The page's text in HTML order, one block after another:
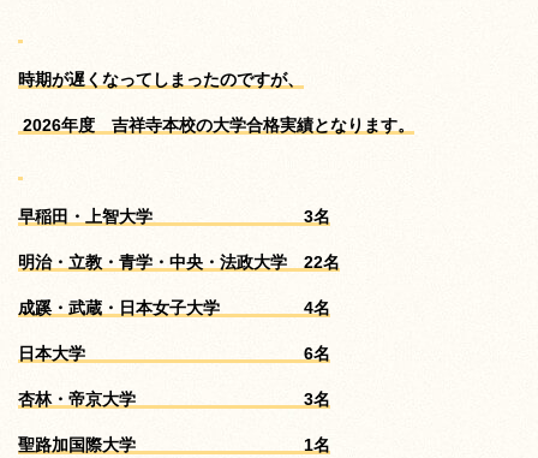
時期が遅くなってしまったのですが、
2026年度 吉祥寺本校の大学合格実績となります。
早稲田・上智大学 3名
明治・立教・青学・中央・法政大学 22名
成蹊・武蔵・日本女子大学 4名
日本大学 6名
杏林・帝京大学 3名
聖路加国際大学 1名